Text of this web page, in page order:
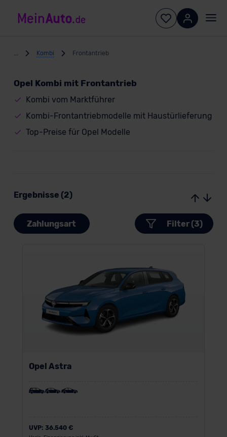
Kombi Frontantrieb
Opel Kombi mit Frontantrieb
Kombi vom Marktführer
Kombi-Frontantriebmodelle mit Haustürlieferung
Top-Preise für Opel Modelle
Ergebnisse (2)
Zahlungsart Filter (3)
Opel Astra
UVP: 36.540 €